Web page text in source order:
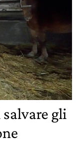
gli